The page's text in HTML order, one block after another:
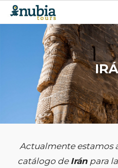
Actualmente estamos
catálogo de Iránpara